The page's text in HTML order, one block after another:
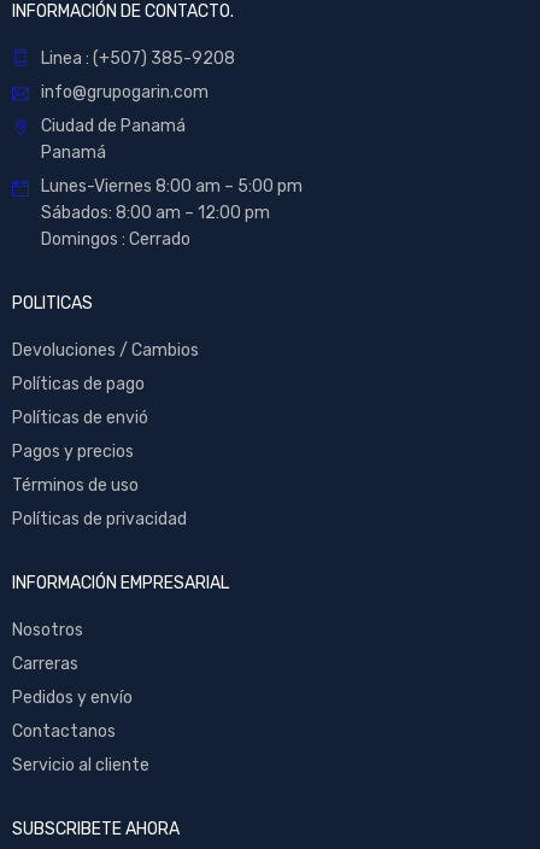
INFORMACIÓN DE CONTACTO.
Linea : (+507) 385-9208
info@grupogarin.com
Ciudad de Panamá
Panamá
Lunes-Viernes 8:00 am – 5:00 pm
Sábados: 8:00 am – 12:00 pm
Domingos : Cerrado
POLITICAS
Devoluciones / Cambios
Políticas de pago
Políticas de envió
Pagos y precios
Términos de uso
Políticas de privacidad
INFORMACIÓN EMPRESARIAL
Nosotros
Carreras
Pedidos y envío
Contactanos
Servicio al cliente
SUBSCRIBETE AHORA